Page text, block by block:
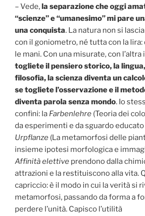
– Vede, la separazione che oggi
“scienze” e “umanesimo” mi pare
una conquista. La natura non si
con il goniometro, né tutta con la
le mani. Con una misurate, con
togliete il pensiero storico, la lingua,
filosofia, la scienza diventa un
se togliete l’osservazione e il
diventa parola senza mondo. Io
confini: la Farbenlehre (Teoria dei
da esperimenti e da sguardo educato
Urpflanze (La metamorfosi delle
insieme ipotesi morfologica e
Affinità elettive prendono dalla
attrazioni e la restituiscono alla vita.
capriccio: è il modo in cui la verità si
metamorfosi, passando da forma a
perdere l’unità. Capisco l’utilità